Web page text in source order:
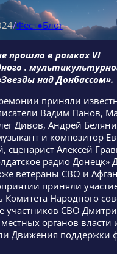
/Фест●Блог
прошло в рамках VI
.
над Донбассом».
приняли
Вадим Панов,
Дивов, Андрей
и композитор
сценарист Алексей
радио Донецк»
ветераны СВО и
приняли
Комитета Народного
участников СВО
органов власти
Движения поддержки